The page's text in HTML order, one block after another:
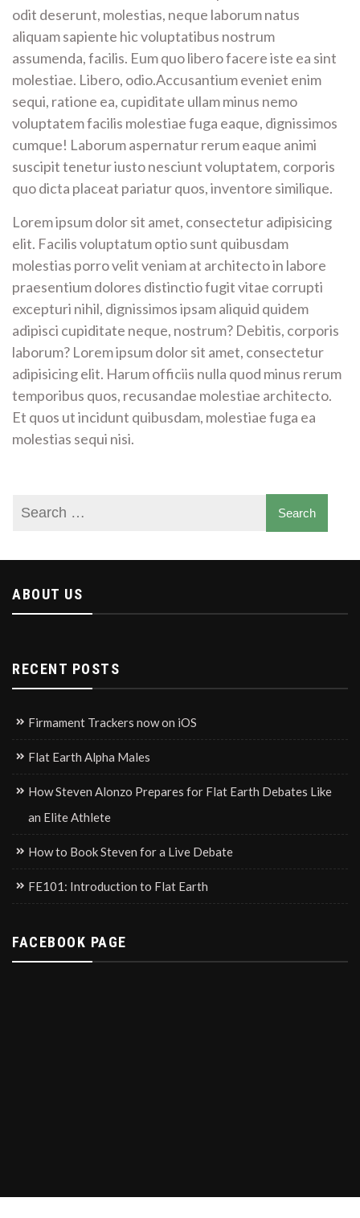
odit deserunt, molestias, neque laborum natus
aliquam sapiente hic voluptatibus nostrum
assumenda, facilis. Eum quo libero facere iste ea sint
molestiae. Libero, odio.Accusantium eveniet enim
sequi, ratione ea, cupiditate ullam minus nemo
voluptatem facilis molestiae fuga eaque, dignissimos
cumque! Laborum aspernatur rerum eaque animi
suscipit tenetur iusto nesciunt voluptatem, corporis
quo dicta placeat pariatur quos, inventore similique.
Lorem ipsum dolor sit amet, consectetur adipisicing
elit. Facilis voluptatum optio sunt quibusdam
molestias porro velit veniam at architecto in labore
praesentium dolores distinctio fugit vitae corrupti
excepturi nihil, dignissimos ipsam aliquid quidem
adipisci cupiditate neque, nostrum? Debitis, corporis
laborum? Lorem ipsum dolor sit amet, consectetur
adipisicing elit. Harum officiis nulla quod minus rerum
temporibus quos, recusandae molestiae architecto.
Et quos ut incidunt quibusdam, molestiae fuga ea
molestias sequi nisi.
ABOUT US
RECENT POSTS
Firmament Trackers now on iOS
Flat Earth Alpha Males
How Steven Alonzo Prepares for Flat Earth Debates Like
an Elite Athlete
How to Book Steven for a Live Debate
FE101: Introduction to Flat Earth
FACEBOOK PAGE